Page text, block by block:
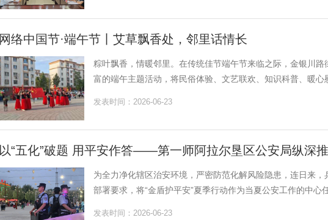
网络中国节·端午节丨艾草飘香处，邻里话情长
粽叶飘香，情暖邻里。在传统佳节端午节来临之际，金银川
富的端午主题活动，将民俗体验、文艺联欢、知识科普、暖心
发表时间：2026-06-23
以“五化”破题 用平安作答——第一师阿拉尔垦区公安局纵深
为全力净化辖区治安环境，严密防范化解风险隐患，连日来
部署要求，将“金盾护平安”夏季行动作为当夏公安工作的中心
发表时间：2026-06-23